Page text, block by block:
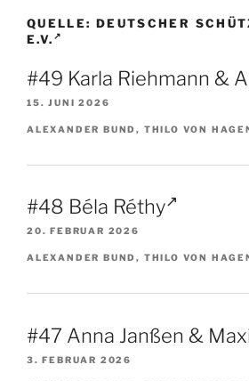
QUELLE: DEUTSCHER
E.V.
#49 Karla Riehmann &
15. JUNI 2026
ALEXANDER BUND, THILO VON
#48 Béla Réthy
20. FEBRUAR 2026
ALEXANDER BUND, THILO VON
#47 Anna Janßen &
3. FEBRUAR 2026